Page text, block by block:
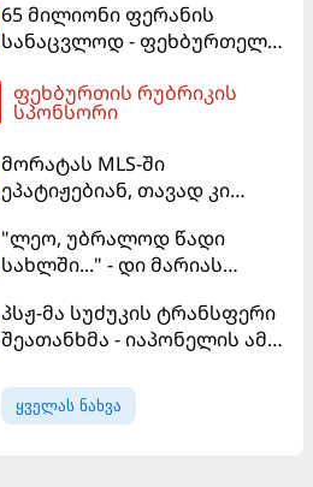
დაბრუნდეს
65 მილიონი ფერანის
სანაცვლოდ - ფეხბურთელს
სოლიდური თანხის მიღებას
გეგმავს
ფეხბურთის რუბრიკის
სპონსორი
მორატას MLS-ში
ეპატიჟებიან, თავად კი
გადაწყვეტილებას ელის
"ლეო, უბრალოდ წადი
სახლში..." - დი მარიას
პსჟ-მა სუძუკის ტრანსფერი
შეათანხმა - იაპონელის ამ
შევალიეს
გადაწყვეტილებაზე გადის
ყველას ნახვა